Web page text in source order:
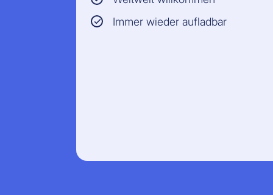
Immer wieder aufladbar